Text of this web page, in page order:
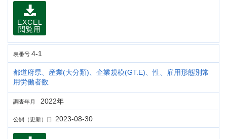
EXCEL
閲覧用
表番号 4-1
都道府県、産業(大分類)、企業規模(GT.E)、性、雇用形態別常
用労働者数
調査年月 2022年
公開（更新）日 2023-08-30